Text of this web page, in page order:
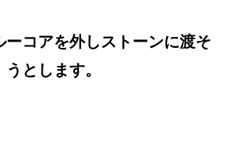
ーコアを外しストーンに渡そ
うとします。